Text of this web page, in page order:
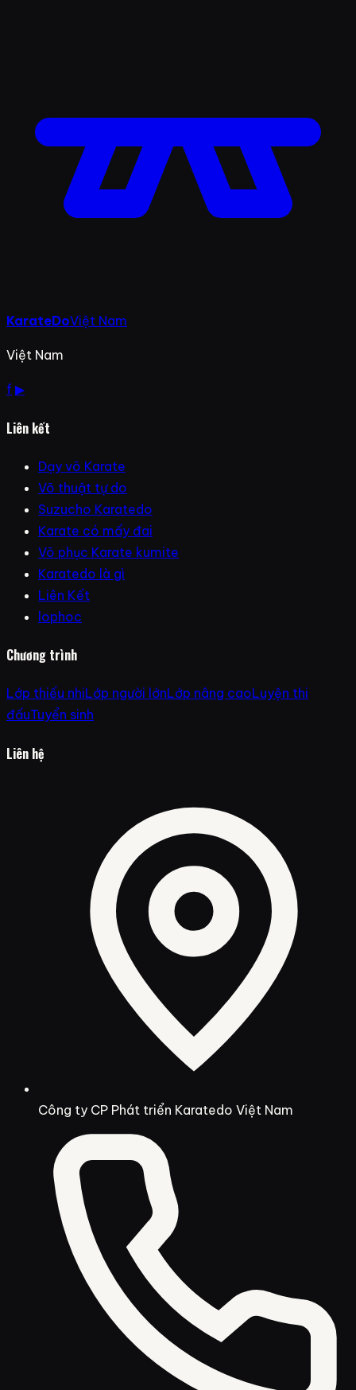
KarateDoViệt Nam
Việt Nam
f ▶
Liên kết
Dạy võ Karate
Võ thuật tự do
Suzucho Karatedo
Karate có mấy đai
Võ phục Karate kumite
Karatedo là gì
Liên Kết
lophoc
Chương trình
Lớp thiếu nhiLớp người lớnLớp nâng caoLuyện thi
đấuTuyển sinh
Liên hệ
Công ty CP Phát triển Karatedo Việt Nam